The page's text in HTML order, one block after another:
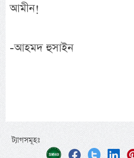
আমীন!
-আহমদ হুসাইন
ট্যাগসমূহঃ